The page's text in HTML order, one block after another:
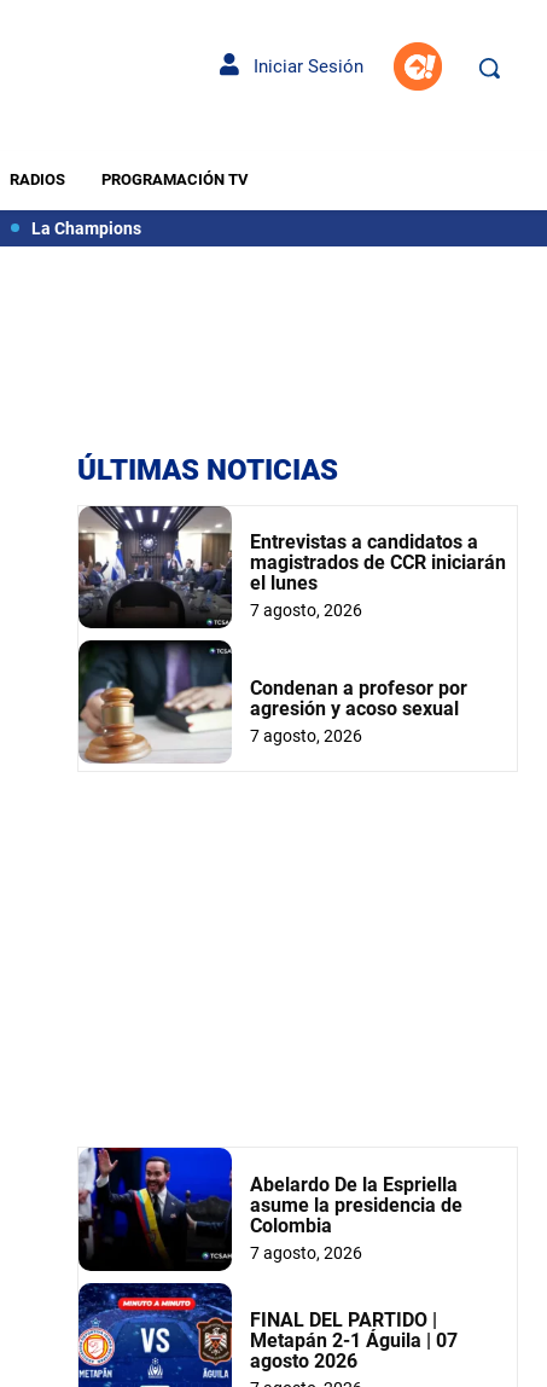
Iniciar Sesión
RADIOS PROGRAMACIÓN TV
La Champions
ÚLTIMAS NOTICIAS
Entrevistas a candidatos a
magistrados de CCR iniciarán
el lunes
7 agosto, 2026
Condenan a profesor por
agresión y acoso sexual
7 agosto, 2026
Abelardo De la Espriella
asume la presidencia de
Colombia
7 agosto, 2026
FINAL DEL PARTIDO |
Metapán 2-1 Águila | 07
agosto 2026